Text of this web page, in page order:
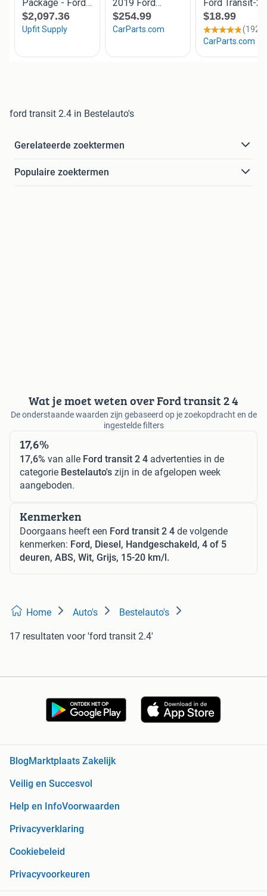
ford transit 2.4 in Bestelauto's
Gerelateerde zoektermen
Populaire zoektermen
Wat je moet weten over Ford transit 2 4
De onderstaande waarden zijn gebaseerd op je zoekopdracht en de
ingestelde filters
17,6%
17,6% van alle Ford transit 2 4 advertenties in de
categorie Bestelauto's zijn in de afgelopen week
aangeboden.
Kenmerken
Doorgaans heeft een Ford transit 2 4 de volgende
kenmerken: Ford, Diesel, Handgeschakeld, 4 of 5
deuren, ABS, Wit, Grijs, 15-20 km/l.
Home Auto's Bestelauto's
17 resultaten voor 'ford transit 2.4'
BlogMarktplaats Zakelijk
Veilig en Succesvol
Help en InfoVoorwaarden
Privacyverklaring
Cookiebeleid
Privacyvoorkeuren